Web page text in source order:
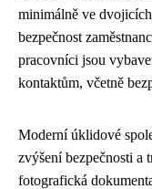
minimálně ve
bezpečnost
pracovníci jsou
kontaktům, včetně
Moderní úklidové
zvýšení bezpečnosti a
fotografická